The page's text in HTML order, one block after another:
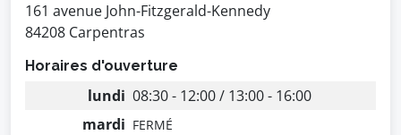
161 avenue John-Fitzgerald-Kennedy
84208 Carpentras
Horaires d'ouverture
lundi 08:30 - 12:00 / 13:00 - 16:00
mardi FERMÉ